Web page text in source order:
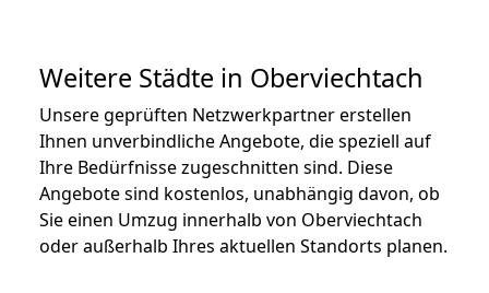
Weitere Städte in Oberviechtach
Unsere geprüften Netzwerkpartner erstellen
Ihnen unverbindliche Angebote, die speziell auf
Ihre Bedürfnisse zugeschnitten sind. Diese
Angebote sind kostenlos, unabhängig davon, ob
Sie einen Umzug innerhalb von Oberviechtach
oder außerhalb Ihres aktuellen Standorts planen.